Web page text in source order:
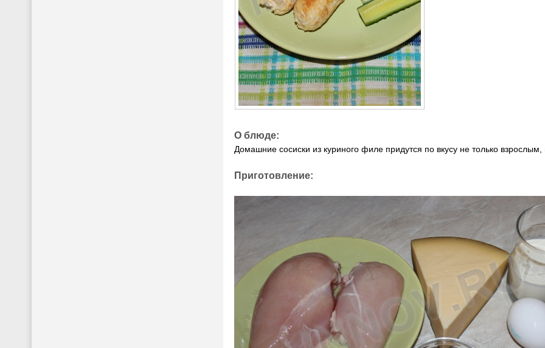
О блюде:
Домашние сосиски из куриного филе придутся по вкусу не только
Приготовление: